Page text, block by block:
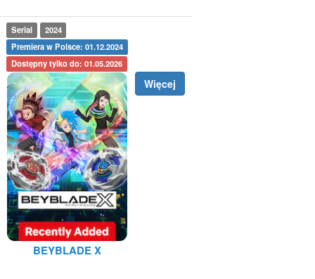
Serial
2024
Premiera w Polsce: 01.12.2024
Dostępny tylko do: 01.05.2026
BEYBLADE X
Więcej